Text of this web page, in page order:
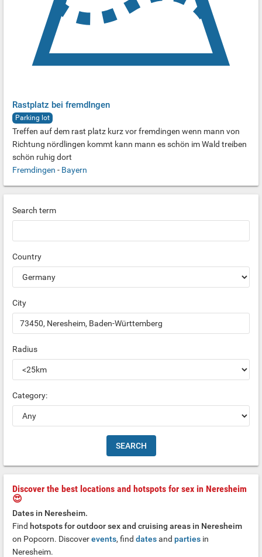
Rastplatz bei fremdIngen
Parking lot
Treffen auf dem rast platz kurz vor fremdingen wenn mann von
Richtung nördlingen kommt kann mann es schön im Wald treiben
schön ruhig dort
Fremdingen - Bayern
Search term
Country
City
Radius
Category:
Discover the best locations and hotspots for sex in Neresheim
😍
Dates in Neresheim.
Find hotspots for outdoor sex and cruising areas in Neresheim
on Popcorn. Discoverevents, find datesand parties in
Neresheim.